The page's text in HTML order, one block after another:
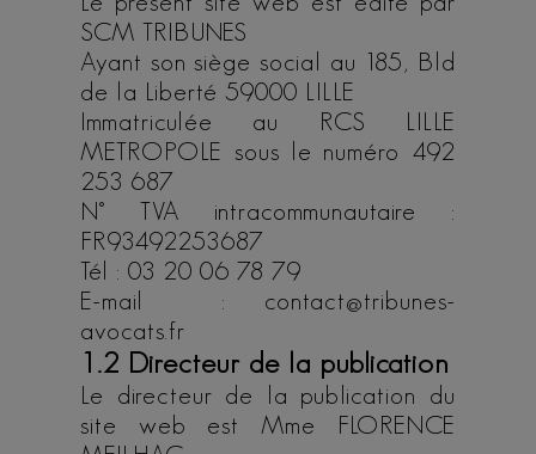
SCM TRIBUNES
Ayant son siège social au 185, Bld
de la Liberté 59000 LILLE
Immatriculée au RCS LILLE
METROPOLE sous le numéro 492
253 687
N° TVA intracommunautaire :
FR93492253687
Tél : 03 20 06 78 79
E-mail : contact@tribunes-
avocats.fr
1.2 Directeur de la publication
Le directeur de la publication du
site web est Mme FLORENCE